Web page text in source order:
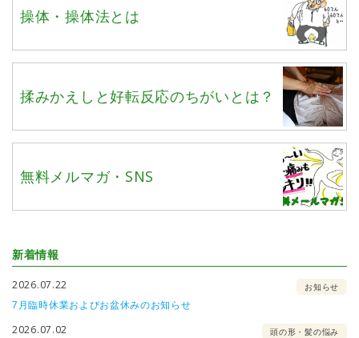
操体・操体法とは
揉みかえしと好転反応のちがいとは？
無料メルマガ・SNS
新着情報
2026.07.22 お知らせ
7月臨時休業およびお盆休みのお知らせ
2026.07.02
頭の形・髪の悩み